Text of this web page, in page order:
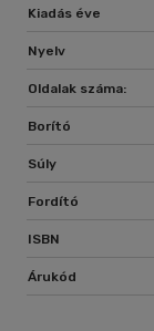
Kiadás éve
Nyelv
Oldalak száma:
Borító
Súly
Fordító
ISBN
Árukód